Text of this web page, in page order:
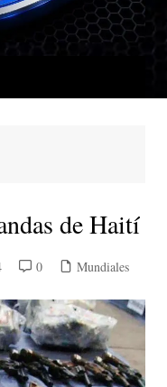
de Haití
0 Mundiales